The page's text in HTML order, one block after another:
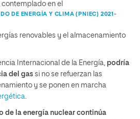
en el
DE ENERGÍA Y CLIMA (PNIEC) 2021-
renovables y el almacenamiento
Internacional de la Energía, podría
del gas si no se refuerzan las
y se ponen en marcha
.
de la energía nuclear continúa